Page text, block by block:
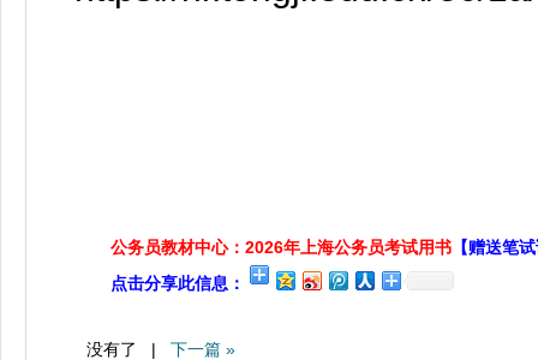
公务员教材中心：2026年上海公务员考试用书 【赠送笔
点击分享此信息：
没有了 | 下一篇 »